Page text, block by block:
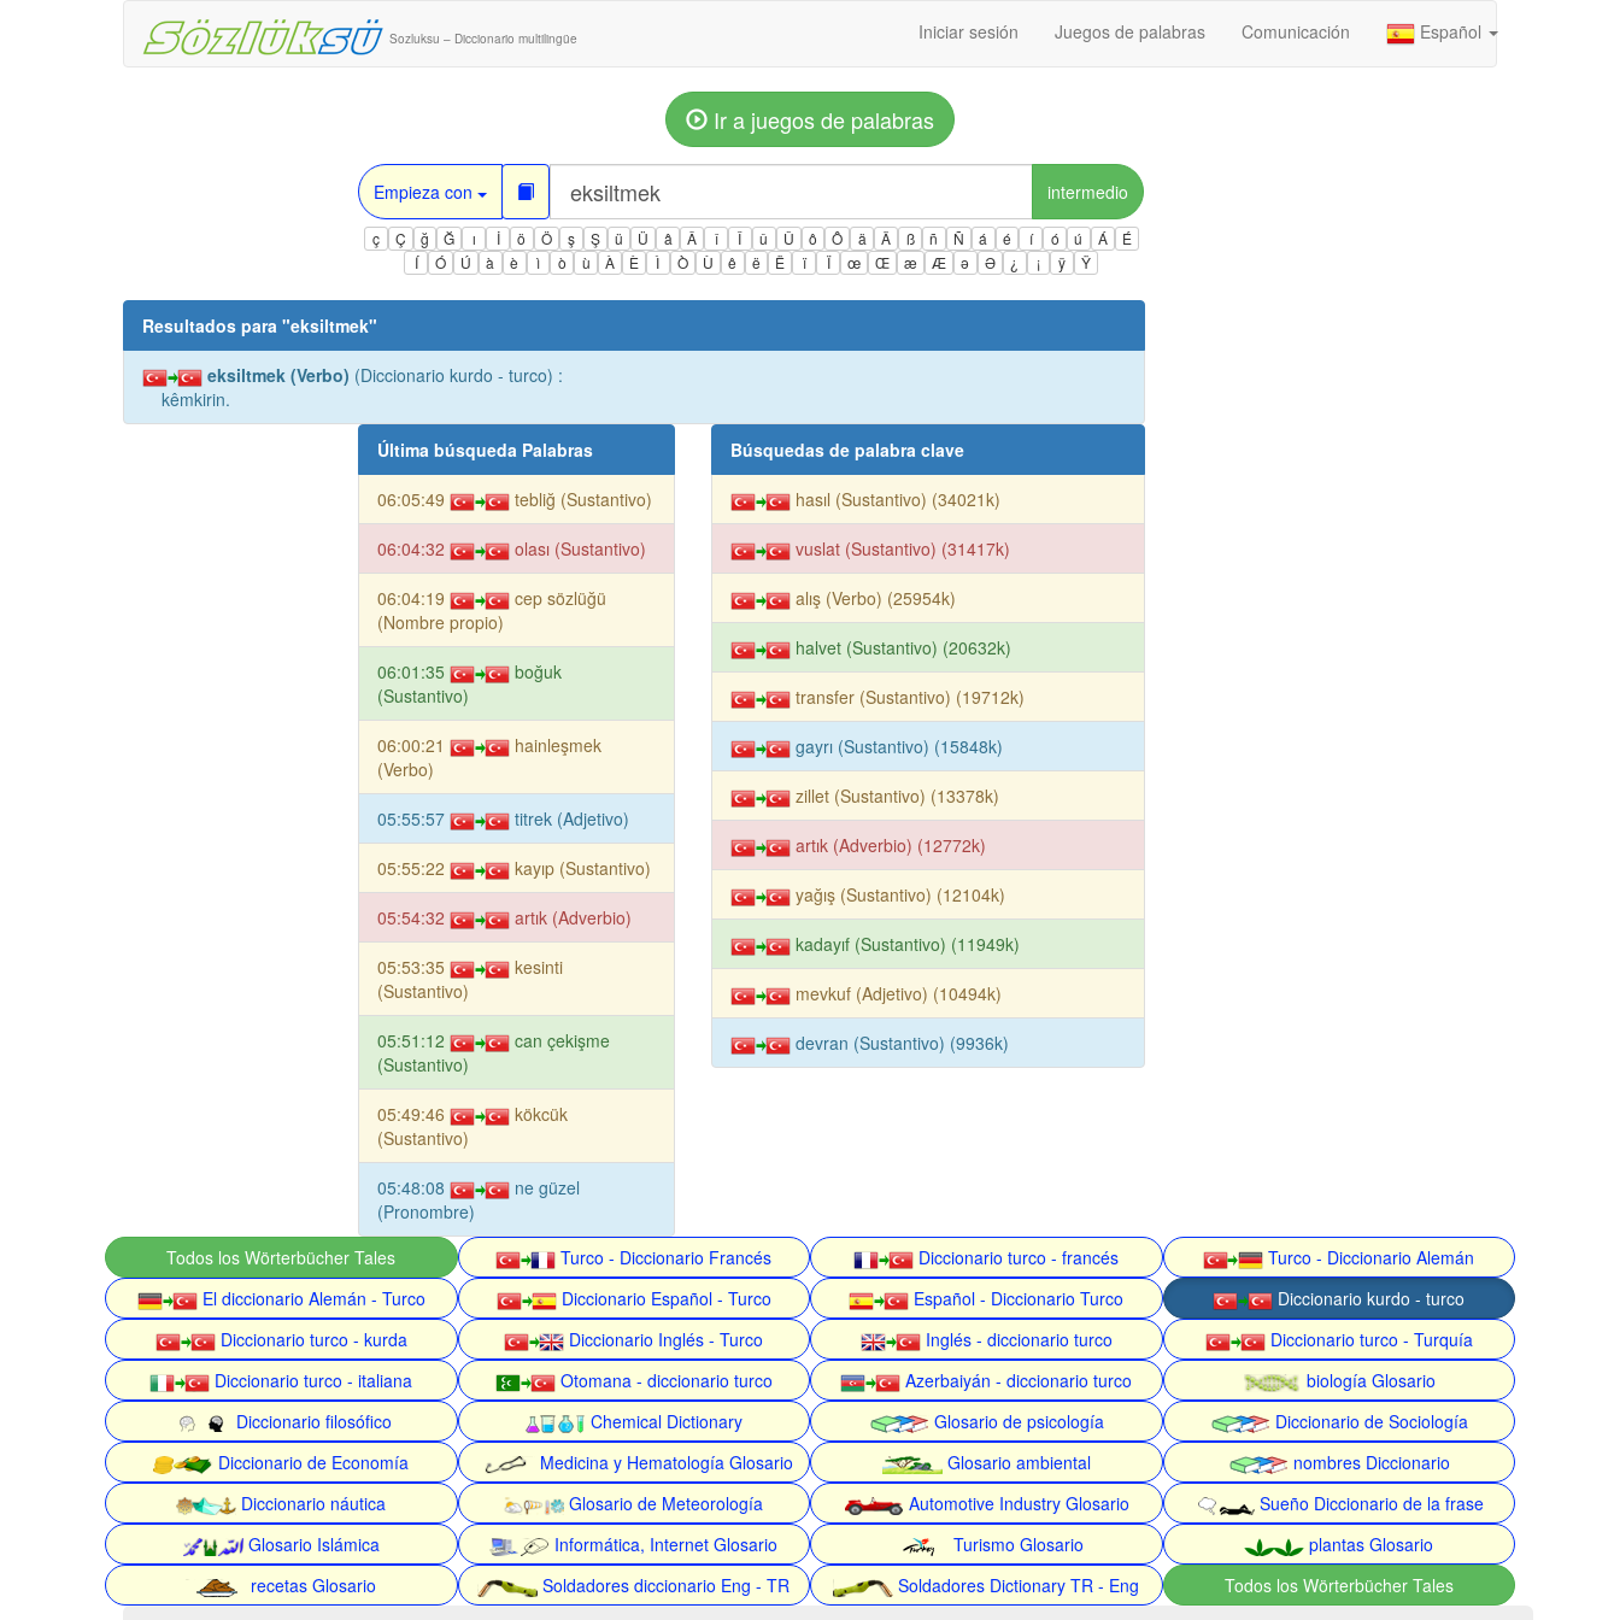
Sozluksu – Diccionario multilingüe Iniciar sesión Juegos de palabras Comunicación Español
Ir a juegos de palabras
Empieza con intermedio
ç Ç ğ Ğ ı İ ö Ö ş Ş ü Ü â Â î Î û Û ô Ô ä Ä ß ñ Ñ á é í ó ú Á
É
Í
Ó Ú à è ì ò ù À È Ì Ò Ù ê ë Ë ï Ï œ Œ æ Æ ə Ə ¿ ¡ ÿ Ÿ
Resultados para "eksiltmek"
eksiltmek (Verbo) (Diccionario kurdo - turco) :
kêmkirin.
Última búsqueda Palabras
06:05:49 tebliğ (Sustantivo)
06:04:32 olası (Sustantivo)
06:04:19
cep sözlüğü
(Nombre propio)
06:01:35
boğuk
(Sustantivo)
06:00:21
hainleşmek
(Verbo)
05:55:57 titrek (Adjetivo)
05:55:22 kayıp (Sustantivo)
05:54:32 artık (Adverbio)
05:53:35
kesinti
(Sustantivo)
05:51:12
can çekişme
(Sustantivo)
05:49:46
kökcük
(Sustantivo)
05:48:08
ne güzel
(Pronombre)
Búsquedas de palabra clave
hasıl (Sustantivo) (34021k)
vuslat (Sustantivo) (31417k)
alış (Verbo) (25954k)
halvet (Sustantivo) (20632k)
transfer (Sustantivo) (19712k)
gayrı (Sustantivo) (15848k)
zillet (Sustantivo) (13378k)
artık (Adverbio) (12772k)
yağış (Sustantivo) (12104k)
kadayıf (Sustantivo) (11949k)
mevkuf (Adjetivo) (10494k)
devran (Sustantivo) (9936k)
Todos los Wörterbücher Tales Turco - Diccionario Francés Diccionario turco - francés
Turco - Diccionario Alemán
El diccionario Alemán - Turco
Diccionario Español - Turco Español - Diccionario Turco
Diccionario kurdo - turco
Diccionario turco - kurda
Diccionario Inglés - Turco Inglés - diccionario turco
Diccionario turco - Turquía
Diccionario turco - italiana
Otomana - diccionario turco Azerbaiyán - diccionario turco
biología Glosario
Diccionario filosófico
Chemical Dictionary Glosario de psicología
Diccionario de Sociología
Diccionario de Economía
Medicina y Hematología Glosario Glosario ambiental
nombres Diccionario
Diccionario náutica
Glosario de Meteorología Automotive Industry Glosario
Sueño Diccionario de la frase
Glosario Islámica
Informática, Internet Glosario Turismo Glosario
plantas Glosario
recetas Glosario
Soldadores diccionario Eng - TR Soldadores Dictionary TR - Eng Todos los Wörterbücher Tales